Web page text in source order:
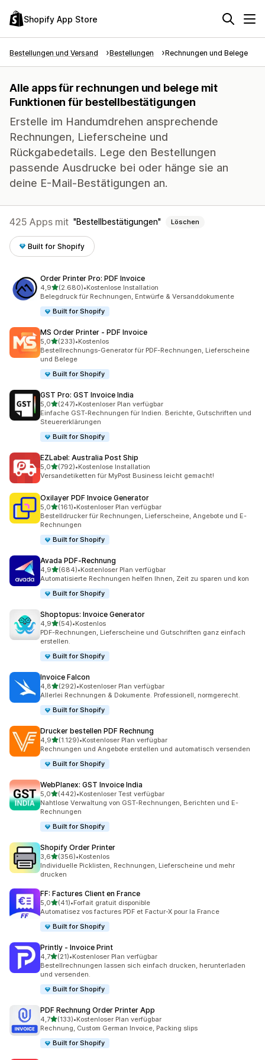
Shopify App Store
Bestellungen und Versand Bestellungen Rechnungen und Belege
Alle apps für rechnungen und belege mit
Funktionen für bestellbestätigungen
Erstelle im Handumdrehen ansprechende
Rechnungen, Lieferscheine und
Rückgabedetails. Lege den Bestellungen
passende Ausdrucke bei oder hänge sie an
deine E-Mail-Bestätigungen an.
425 Apps mit Bestellbestätigungen Löschen
Built for Shopify
Order Printer Pro: PDF Invoice
4,9von 5 Sternen
(2.680)
2680 Rezensionen insgesamt
•Kostenlose Installation
Belegdruck für Rechnungen, Entwürfe & Versanddokumente
Built for Shopify
MS Order Printer ‑ PDF Invoice
5,0von 5 Sternen
(233)
233 Rezensionen insgesamt
•Kostenlos
Bestellrechnungs-Generator für PDF-Rechnungen, Lieferscheine
und Belege
Built for Shopify
GST Pro: GST Invoice India
5,0von 5 Sternen
(247)
247 Rezensionen insgesamt
•Kostenloser Plan verfügbar
Einfache GST-Rechnungen für Indien. Berichte, Gutschriften und
Steuererklärungen
Built for Shopify
EZLabel: Australia Post Ship
5,0von 5 Sternen
(792)
792 Rezensionen insgesamt
•Kostenlose Installation
Versandetiketten für MyPost Business leicht gemacht!
Oxilayer PDF Invoice Generator
5,0von 5 Sternen
(161)
161 Rezensionen insgesamt
•Kostenloser Plan verfügbar
Bestelldrucker für Rechnungen, Lieferscheine, Angebote und E-
Rechnungen
Built for Shopify
Avada PDF‑Rechnung
4,9von 5 Sternen
(684)
684 Rezensionen insgesamt
•Kostenloser Plan verfügbar
Automatisierte Rechnungen helfen Ihnen, Zeit zu sparen und kon
Built for Shopify
Shoptopus: Invoice Generator
4,9von 5 Sternen
(54)
54 Rezensionen insgesamt
•Kostenlos
PDF-Rechnungen, Lieferscheine und Gutschriften ganz einfach
erstellen.
Built for Shopify
Invoice Falcon
4,8von 5 Sternen
(292)
292 Rezensionen insgesamt
•Kostenloser Plan verfügbar
Allerlei Rechnungen & Dokumente. Professionell, normgerecht.
Built for Shopify
Drucker bestellen PDF Rechnung
4,9von 5 Sternen
(1.129)
1129 Rezensionen insgesamt
•Kostenloser Plan verfügbar
Rechnungen und Angebote erstellen und automatisch versenden
Built for Shopify
WebPlanex: GST Invoice India
5,0von 5 Sternen
(442)
442 Rezensionen insgesamt
•Kostenloser Test verfügbar
Nahtlose Verwaltung von GST-Rechnungen, Berichten und E-
Rechnungen
Built for Shopify
Shopify Order Printer
3,6von 5 Sternen
(356)
356 Rezensionen insgesamt
•Kostenlos
Individuelle Picklisten, Rechnungen, Lieferscheine und mehr
drucken
FF: Factures Client en France
5,0von 5 Sternen
(41)
41 Rezensionen insgesamt
•Forfait gratuit disponible
Automatisez vos factures PDF et Factur-X pour la France
Built for Shopify
Printly ‑ Invoice Print
4,7von 5 Sternen
(21)
21 Rezensionen insgesamt
•Kostenloser Plan verfügbar
Bestellrechnungen lassen sich einfach drucken, herunterladen
und versenden.
Built for Shopify
PDF Rechnung Order Printer App
4,7von 5 Sternen
(133)
133 Rezensionen insgesamt
•Kostenloser Plan verfügbar
Rechnung, Custom German Invoice, Packing slips
Built for Shopify